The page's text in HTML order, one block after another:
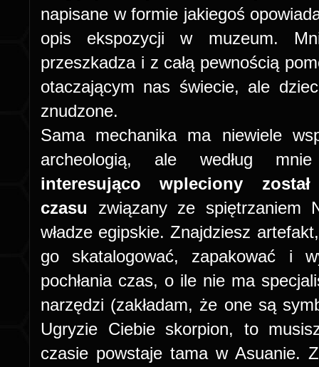
napisane w formie jakiegoś
opis ekspozycji w muzeum.
przeszkadza i z całą pewnością
otaczającym nas świecie, ale
znudzone.
Sama mechanika ma niewiele
archeologią, ale według
interesująco wpleciony
czasu związany ze spiętrzaniem
władze egipskie. Znajdziesz
go skatalogować, zapakować i
pochłania czas, o ile nie ma
narzędzi (zakładam, że one są
Ugryzie Ciebie skorpion, to
czasie powstaje tama w Asuanie.